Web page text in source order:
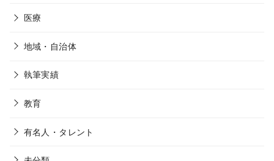
医療
地域・自治体
執筆実績
教育
有名人・タレント